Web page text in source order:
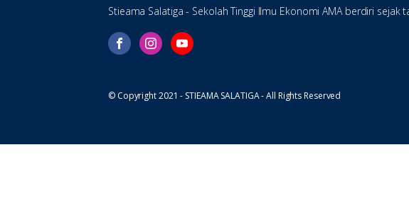
Stieama Salatiga - Sekolah Tinggi Ilmu Ekonomi AMA berdiri sejak
© Copyright 2021 - STIEAMA SALATIGA - All Rights Reserved